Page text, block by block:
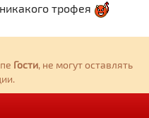
трофея
Гости, не могут оставлять